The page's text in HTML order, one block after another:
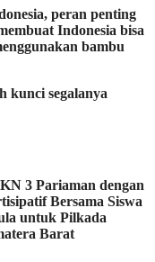
peran penting
Indonesia bisa
bambu
kunci segalanya
3 Pariaman dengan
Bersama Siswa
untuk Pilkada
Barat